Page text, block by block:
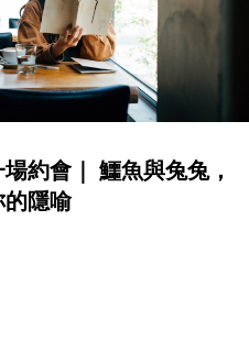
約會｜ 鱷魚與兔兔，
的隱喻